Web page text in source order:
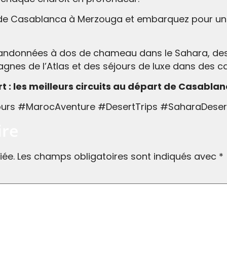
Casablanca à Merzouga et embarquez pour
à dos de chameau dans le Sahara,
de l’Atlas et des séjours de luxe dans des
: les meilleurs circuits au départ de
#MarocAventure #DesertTrips
Les champs obligatoires sont indiqués avec *